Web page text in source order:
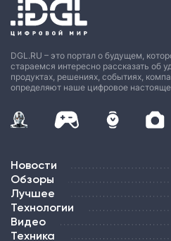
DGL.RU – это портал о будущем,
стараемся интересно рассказать об
продуктах, решениях, событиях,
определяют наше цифровое
Новости
Обзоры
Лучшее
Технологии
Видео
Техника